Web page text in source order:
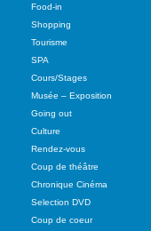
Food-in
Shopping
Tourisme
SPA
Cours/Stages
Musée – Exposition
Going out
Culture
Rendez-vous
Coup de théâtre
Chronique Cinéma
Selection DVD
Coup de coeur